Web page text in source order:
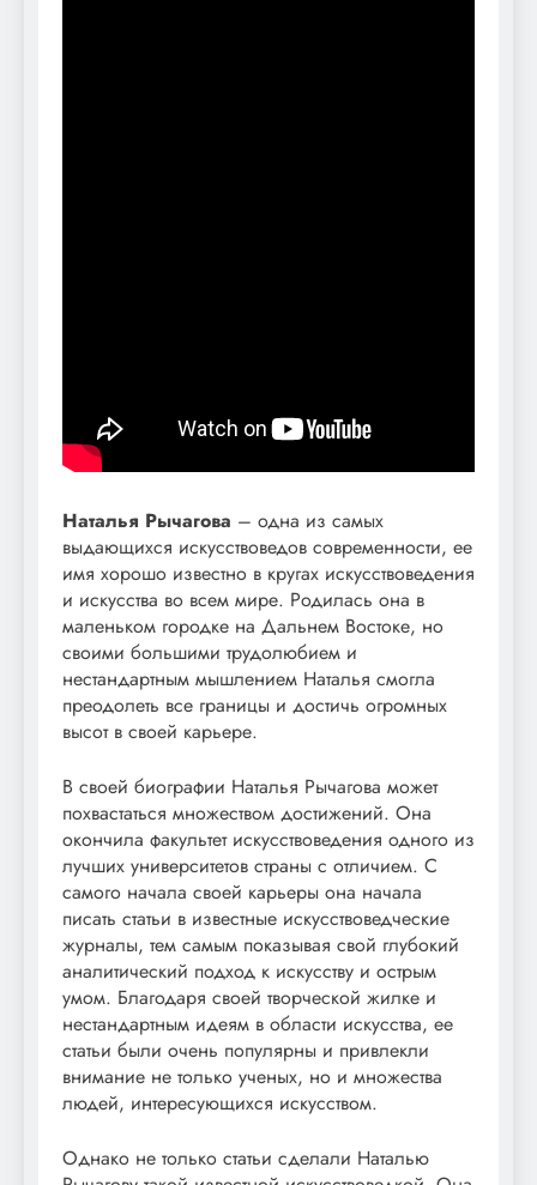
Наталья Рычагова – одна из самых
выдающихся искусствоведов современности, ее
имя хорошо известно в кругах искусствоведения
и искусства во всем мире. Родилась она в
маленьком городке на Дальнем Востоке, но
своими большими трудолюбием и
нестандартным мышлением Наталья смогла
преодолеть все границы и достичь огромных
высот в своей карьере.
В своей биографии Наталья Рычагова может
похвастаться множеством достижений. Она
окончила факультет искусствоведения одного из
лучших университетов страны с отличием. С
самого начала своей карьеры она начала
писать статьи в известные искусствоведческие
журналы, тем самым показывая свой глубокий
аналитический подход к искусству и острым
умом. Благодаря своей творческой жилке и
нестандартным идеям в области искусства, ее
статьи были очень популярны и привлекли
внимание не только ученых, но и множества
людей, интересующихся искусством.
Однако не только статьи сделали Наталью